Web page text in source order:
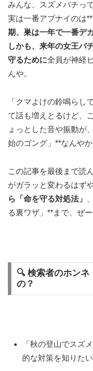
みんな、スズメバチっ
実は一番アブナイのは**
期、巣は一年で一番デ
しかも、来年の女王バ
守るために全員が神経
んや。
「クマよけの鈴鳴らし
て話も増えとるけど、
ょっとした音や振動が
始のゴング」**なんやか
この記事を最後まで読
がガラッと変わるはずや
ら「命を守る対処法」
る裏ワザ」**まで、ぜ
🔍 検索者のホン
の？
「秋の登山でスズ
的な対策を知りたい